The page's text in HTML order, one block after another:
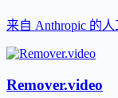
来自 Anthropic 的
Remover.video